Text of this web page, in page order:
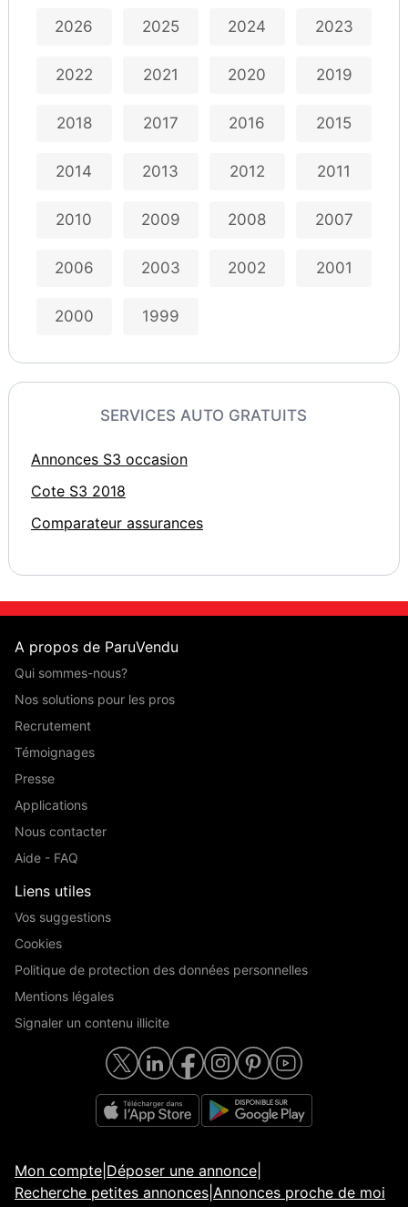
2026 2025 2024 2023
2022 2021 2020 2019
2018 2017 2016 2015
2014 2013 2012 2011
2010 2009 2008 2007
2006 2003 2002 2001
2000 1999
SERVICES AUTO GRATUITS
Annonces S3 occasion
Cote S3 2018
Comparateur assurances
A propos de ParuVendu
Qui sommes-nous?
Nos solutions pour les pros
Recrutement
Témoignages
Presse
Applications
Nous contacter
Aide - FAQ
Liens utiles
Vos suggestions
Cookies
Politique de protection des données personnelles
Mentions légales
Signaler un contenu illicite
Mon compte Déposer une annonce
Recherche petites annonces Annonces proche de moi